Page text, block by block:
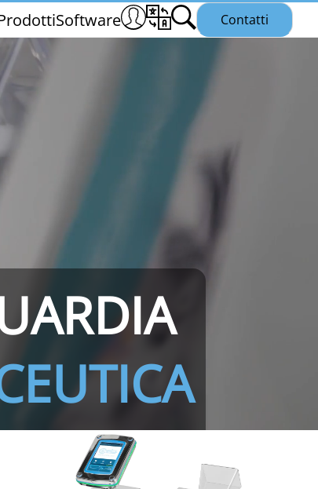
Software Contatti
THS/PH21N
THS/PLV21